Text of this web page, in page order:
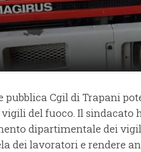
pubblica Cgil di Trapani
vigili del fuoco. Il
dipartimentale dei
dei lavoratori e rendere